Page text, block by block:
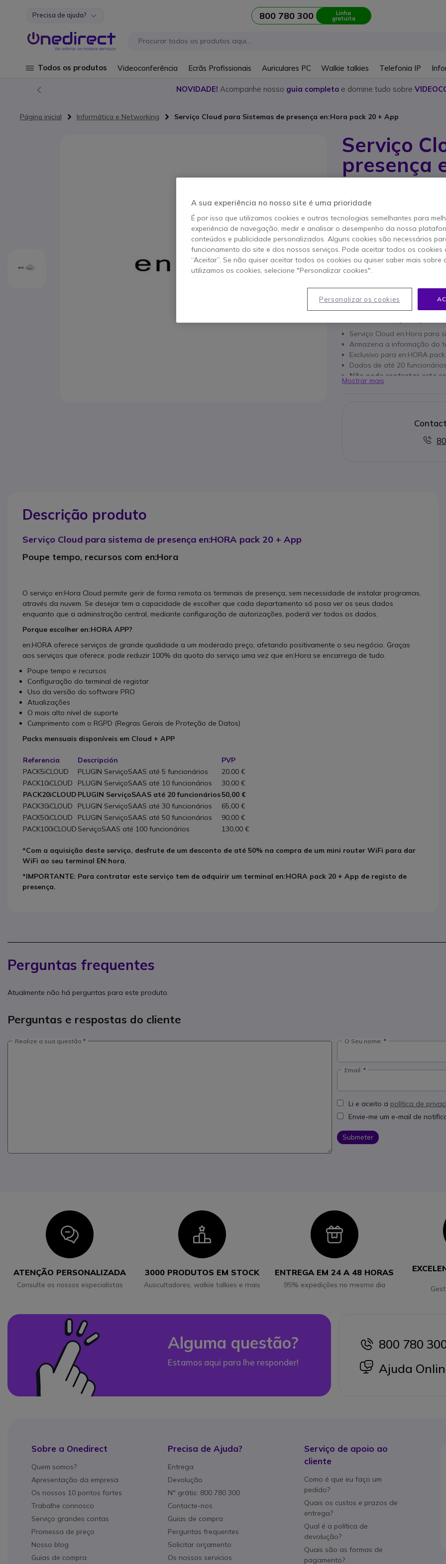
Ir para o Conteúdo
Precisa de ajuda? 800 780 300 Linha
gratuita
Todos os produtos Videoconferência Ecrãs Profissionais Auriculares PC Walkie talkies Telefonia IP
NOVIDADE! Acompanhe nosso guia completo e domine tudo sobre
Página inicial Informática e Networking Serviço Cloud para Sistemas de presença en:Hora pack 20 + App
Serviço
presença
Referência produto:
Serviço de
20 funcionários + APP
Orçamento
Para obter preço para
Pedir Orçamento
Serviço Cloud en:Hora para
Armazena a informação do
Exclusivo para en:HORA
Dados de até 20
Não pode contratar este
+ App de registo de
Mostrar mais
Descrição produto
Serviço Cloud para sistema de presença en:HORA pack 20 + App
Poupe tempo, recursos com en:Hora
O serviço en:Hora Cloud permite gerir de forma remota os terminais de presença, sem necessidade de instalar programas,
através da nuvem. Se desejar tem a capacidade de escolher que cada departamento só posa ver os seus dados
enquanto que a adminstração central, mediante configuração de autorizações, poderá ver todos os dados.
Porque escolher en:HORA APP?
en:HORA oferece serviços de grande qualidade a um moderado preço, afetando positivamente o seu negócio. Graças
aos serviços que oferece, pode reduzir 100% da quota do serviço uma vez que en:Hora se encarrega de tudo.
Poupe tempo e recursos
Configuração do terminal de registar
Uso da versão do software PRO
Atualizações
O mais alto nível de suporte
Cumprimento com o RGPD (Regras Gerais de Proteção de Datos)
Packs mensuais disponíveis em Cloud + APP
Referencia Descripción
PVP
PACK5iCLOUD
PLUGIN ServiçoSAAS até 5 funcionários
20,00 €
PACK10iCLOUD
PLUGIN ServiçoSAAS até 10 funcionários
30,00 €
PACK20iCLOUD PLUGIN ServiçoSAAS até 20 funcionários50,00 €
PACK30iCLOUD
PLUGIN ServiçoSAAS até 30 funcionários
65,00 €
PACK50iCLOUD
PLUGIN ServiçoSAAS até 50 funcionários
90,00 €
PACK100iCLOUD ServiçoSAAS até 100 funcionários 130,00 €
*Com a aquisição deste serviço, desfrute de um desconto de até 50% na compra de um mini router WiFi para dar
WiFi ao seu terminal EN:hora.
*IMPORTANTE: Para contratar este serviço tem de adquirir um terminal en:HORA pack 20 + App de registo de
presença.
Perguntas frequentes
Atualmente não há perguntas para este produto.
Perguntas e respostas do cliente
Realize a sua questão O Seu nome:
Email:
Li e aceito a política de
Envie-me um e-mail de
Submeter
Icon
ATENÇÃO PERSONALIZADA
Consulte os nossos especialistas
Icon
3000 PRODUTOS EM STOCK
Auscultadores, walkie talkies e mais
Icon
ENTREGA EM 24 A 48 HORAS
95% expedições no mesmo dia
Alguma questão?
Estamos aqui para lhe responder!
icon
800 780
icon
Ajuda
Sobre a Onedirect
Quem somos?
Apresentação da empresa
Os nossos 10 pontos fortes
Trabalhe connosco
Serviço grandes contas
Promessa de preço
Nosso blog
Guias de compra
Precisa de Ajuda?
Entrega
Devolução
N° grátis: 800 780 300
Contacte-nos
Guias de compra
Perguntas frequentes
Solicitar orçamento
Os nossos servicios
Serviço de apoio ao
cliente
Como é que eu faço um
pedido?
Quais os custos e prazos de
entrega?
Qual é a política de
devolução?
Quais são as formas de
pagamento?
A sua experiência no nosso site é uma prioridade
É por isso que utilizamos cookies e outras tecnologias semelhantes para
experiência de navegação, medir e analisar o desempenho da nossa
conteúdos e publicidade personalizados. Alguns cookies são necessários
funcionamento do site e dos nossos serviços. Pode aceitar todos os cookies
“Aceitar”. Se não quiser aceitar todos os cookies ou quiser saber mais sobre
utilizamos os cookies, selecione "Personalizar cookies".
Personalizar os cookies